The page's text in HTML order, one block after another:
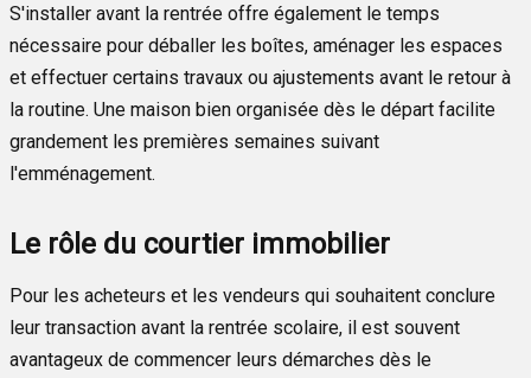
S'installer avant la rentrée offre également le temps
nécessaire pour déballer les boîtes, aménager les espaces
et effectuer certains travaux ou ajustements avant le retour à
la routine. Une maison bien organisée dès le départ facilite
grandement les premières semaines suivant
l'emménagement.
Le rôle du courtier immobilier
Pour les acheteurs et les vendeurs qui souhaitent conclure
leur transaction avant la rentrée scolaire, il est souvent
avantageux de commencer leurs démarches dès le